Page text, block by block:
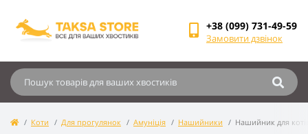
+38 (099) 731-49-59
Замовити дзвінок
Коти Для прогулянок Амуніція Нашийники Нашийник для